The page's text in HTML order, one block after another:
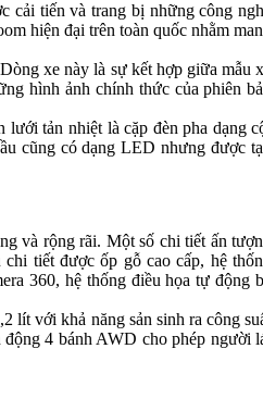
cải tiến và trang bị những công
hiện đại trên toàn quốc nhằm
xe này là sự kết hợp giữa mẫu
hình ảnh chính thức của phiên
tản nhiệt là cặp đèn pha dạng
cũng có dạng LED nhưng được
và rộng rãi. Một số chi tiết ấn
tiết được ốp gỗ cao cấp, hệ
360, hệ thống điều họa tự động
lít với khả năng sản sinh ra công
4 bánh AWD cho phép người